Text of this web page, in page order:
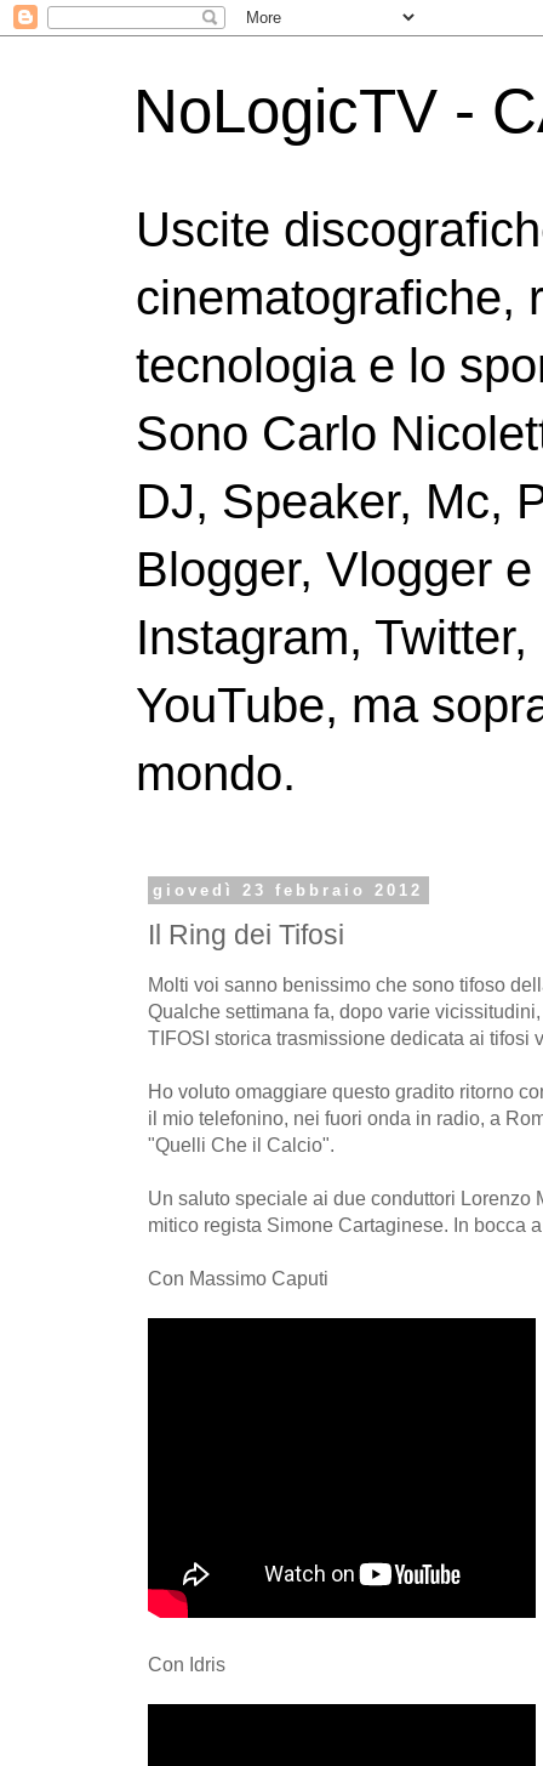
NoLogicTV -
Uscite
cinematografiche,
tecnologia e lo
Sono Carlo
DJ, Speaker, Mc,
Blogger, Vlogger
Instagram,
YouTube, ma
mondo.
giovedì 23 febbraio 2012
Il Ring dei Tifosi
Molti voi sanno benissimo che sono tifoso
Qualche settimana fa, dopo varie
TIFOSI storica trasmissione dedicata ai tifosi
Ho voluto omaggiare questo gradito ritorno
il mio telefonino, nei fuori onda in radio, a
"Quelli Che il Calcio".
Un saluto speciale ai due conduttori Lorenzo
mitico regista Simone Cartaginese. In bocca
Con Massimo Caputi
Con Idris